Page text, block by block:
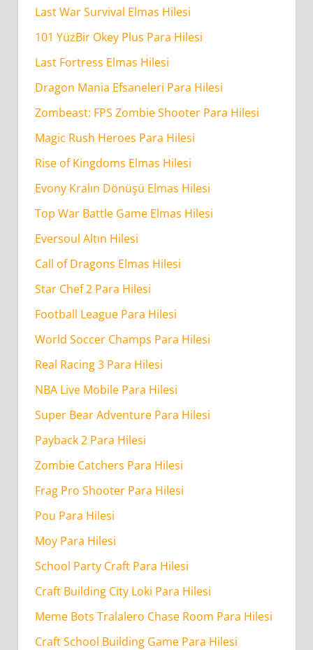
Last War Survival Elmas Hilesi
101 YüzBir Okey Plus Para Hilesi
Last Fortress Elmas Hilesi
Dragon Mania Efsaneleri Para Hilesi
Zombeast: FPS Zombie Shooter Para Hilesi
Magic Rush Heroes Para Hilesi
Rise of Kingdoms Elmas Hilesi
Evony Kralın Dönüşü Elmas Hilesi
Top War Battle Game Elmas Hilesi
Eversoul Altın Hilesi
Call of Dragons Elmas Hilesi
Star Chef 2 Para Hilesi
Football League Para Hilesi
World Soccer Champs Para Hilesi
Real Racing 3 Para Hilesi
NBA Live Mobile Para Hilesi
Super Bear Adventure Para Hilesi
Payback 2 Para Hilesi
Zombie Catchers Para Hilesi
Frag Pro Shooter Para Hilesi
Pou Para Hilesi
Moy Para Hilesi
School Party Craft Para Hilesi
Craft Building City Loki Para Hilesi
Meme Bots Tralalero Chase Room Para Hilesi
Craft School Building Game Para Hilesi